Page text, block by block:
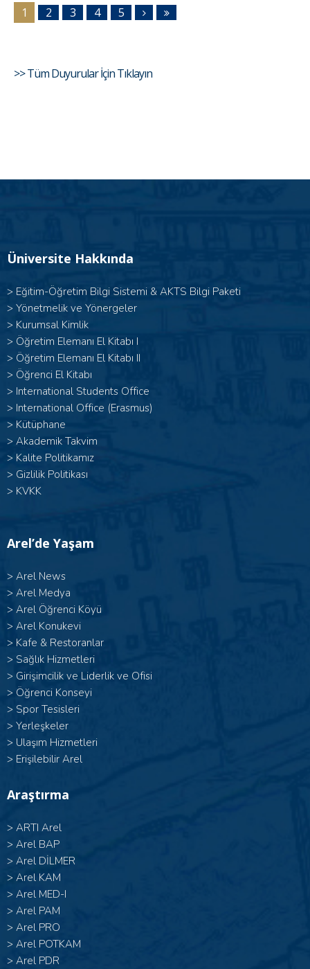
1 2 3 4 5
>> Tüm Duyurular İçin Tıklayın
Üniversite Hakkında
> Eğitim-Öğretim Bilgi Sistemi & AKTS Bilgi Paketi
> Yönetmelik ve Yönergeler
> Kurumsal Kimlik
> Öğretim Elemanı El Kitabı I
> Öğretim Elemanı El Kitabı II
> Öğrenci El Kitabı
> International Students Office
> International Office (Erasmus)
> Kütüphane
> Akademik Takvim
> Kalite Politikamız
> Gizlilik Politikası
> KVKK
Arel’de Yaşam
> Arel News
> Arel Medya
> Arel Öğrenci Köyü
> Arel Konukevi
> Kafe & Restoranlar
> Sağlık Hizmetleri
> Girişimcilik ve Liderlik ve Ofisi
> Öğrenci Konseyi
> Spor Tesisleri
> Yerleşkeler
> Ulaşım Hizmetleri
> Erişilebilir Arel
Araştırma
> ARTI Arel
> Arel BAP
> Arel DİLMER
> Arel KAM
> Arel MED-I
> Arel PAM
> Arel PRO
> Arel POTKAM
> Arel PDR